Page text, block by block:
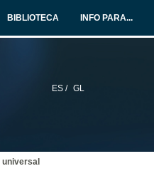
BIBLIOTECA INFO PARA...
ES / GL
A situación da crítica galega nos medios de comunicación